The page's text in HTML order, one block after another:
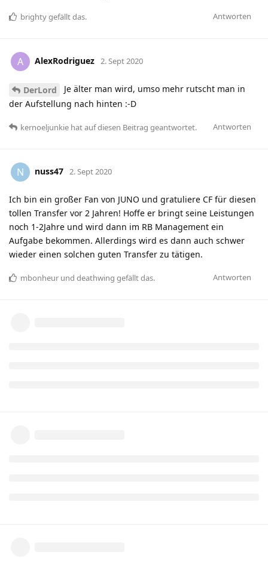
Antworten
brightygefällt das.
A AlexRodriguez 2. Sept 2020
DerLord
Je älter man wird, umso mehr rutscht man in
der Aufstellung nach hinten :-D
Antworten
kernoeljunkie hatauf diesen Beitrag geantwortet.
N nuss47 2. Sept 2020
Ich bin ein großer Fan von JUNO und gratuliere CF für diesen
tollen Transfer vor 2 Jahren! Hoffe er bringt seine Leistungen
noch 1-2Jahre und wird dann im RB Management ein
Aufgabe bekommen. Allerdings wird es dann auch schwer
wieder einen solchen guten Transfer zu tätigen.
Antworten
mbonheur und deathwing gefällt das.